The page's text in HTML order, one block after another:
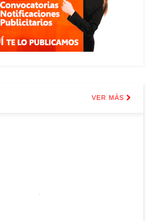
VER MÁS